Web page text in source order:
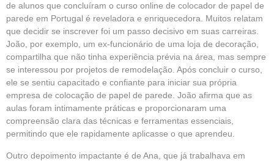
de alunos que concluíram o curso online de colocador de papel de
parede em Portugal é reveladora e enriquecedora. Muitos relatam
que decidir se inscrever foi um passo decisivo em suas carreiras.
João, por exemplo, um ex-funcionário de uma loja de decoração,
compartilha que não tinha experiência prévia na área, mas sempre
se interessou por projetos de remodelação. Após concluir o curso,
ele se sentiu capacitado e confiante para iniciar sua própria
empresa de colocação de papel de parede. João afirma que as
aulas foram intimamente práticas e proporcionaram uma
compreensão clara das técnicas e ferramentas essenciais,
permitindo que ele rapidamente aplicasse o que aprendeu.
Outro depoimento impactante é de Ana, que já trabalhava em